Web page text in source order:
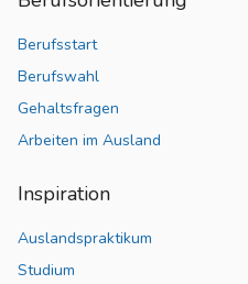
Berufsstart
Berufswahl
Gehaltsfragen
Arbeiten im Ausland
Inspiration
Auslandspraktikum
Studium